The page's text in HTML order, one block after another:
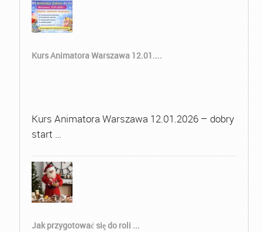
Kurs Animatora Warszawa 12.01....
Kurs Animatora Warszawa 12.01.2026 – dobry
start …
Jak przygotować się do roli ...